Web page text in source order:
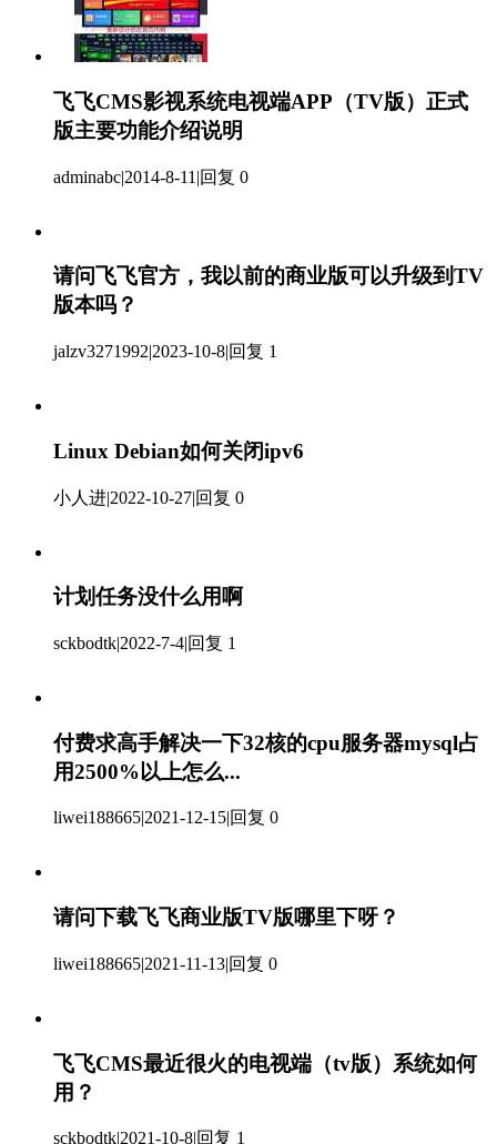
飞飞CMS影视系统电视端APP（TV版）正式
版主要功能介绍说明
adminabc|2014-8-11 |回复 0
请问飞飞官方，我以前的商业版可以升级到TV
版本吗？
jalzv3271992|2023-10-8|回复 1
Linux Debian如何关闭ipv6
小人进|2022-10-27|回复 0
计划任务没什么用啊
sckbodtk|2022-7-4|回复 1
付费求高手解决一下32核的cpu服务器mysql占
用2500%以上怎么...
liwei188665|2021-12-15|回复 0
请问下载飞飞商业版TV版哪里下呀？
liwei188665|2021-11-13|回复 0
飞飞CMS最近很火的电视端（tv版）系统如何
用？
sckbodtk|2021-10-8|回复 1